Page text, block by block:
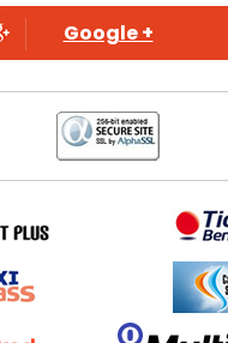
Google +